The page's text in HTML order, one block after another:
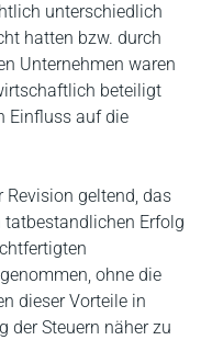
unterschiedlich
hatten bzw. durch
Unternehmen waren
beteiligt
Einfluss auf die
geltend, das
tatbestandlichen Erfolg
ohne die
dieser Vorteile in
der Steuern näher zu